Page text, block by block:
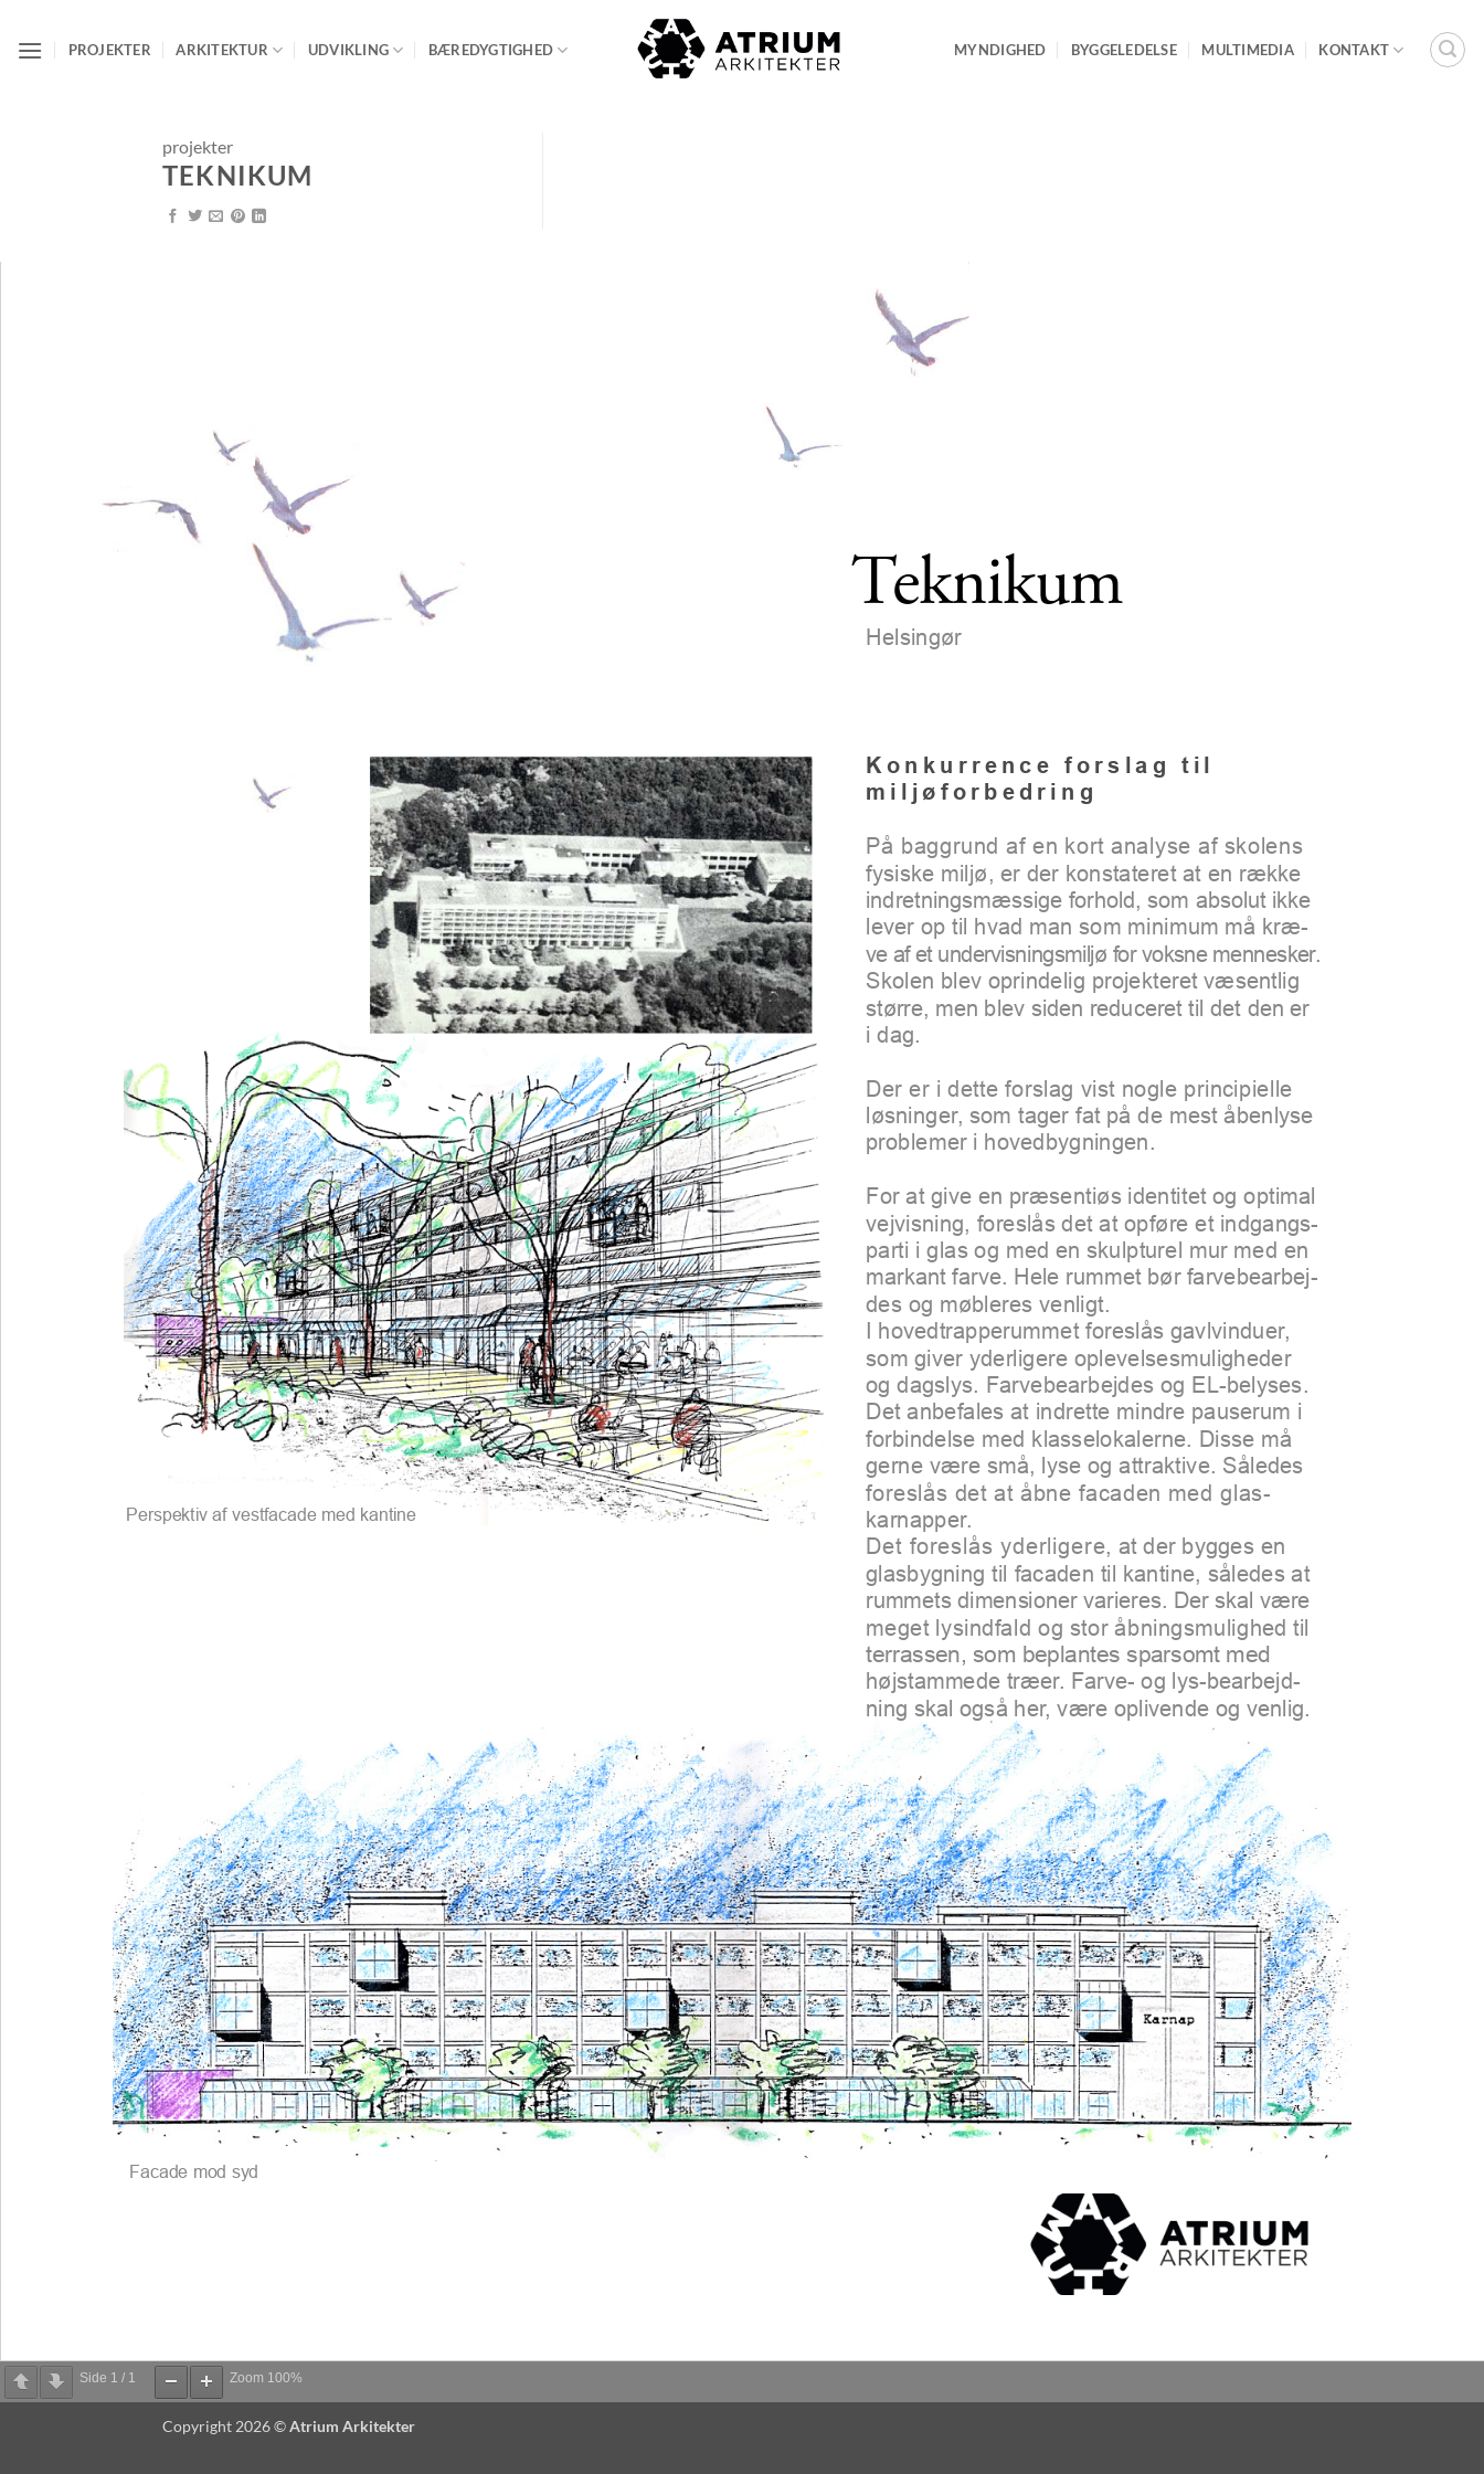
PROJEKTER ARKITEKTUR UDVIKLING BÆREDYGTIGHED MYNDIGHED BYGGELEDELSE MULTIMEDIA KONTAKT
projekter
TEKNIKUM
Side 1 / 1 Zoom 100%
Copyright 2026 ©Atrium Arkitekter